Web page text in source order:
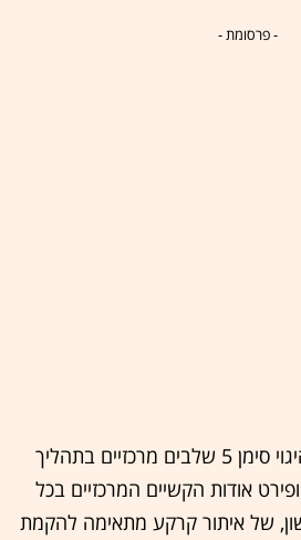
- פרסומת -
במסגרת הדוח, צוות ההיגוי סימן 5 שלבים מרכזיים בתהליך
אודות הקשיים המרכזיים בכל
של איתור קרקע מתאימה להקמת